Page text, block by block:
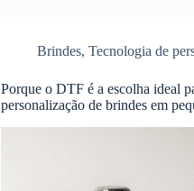
Brindes,Tecnologia de
Porque o DTF é a escolha ideal
personalização de brindes em